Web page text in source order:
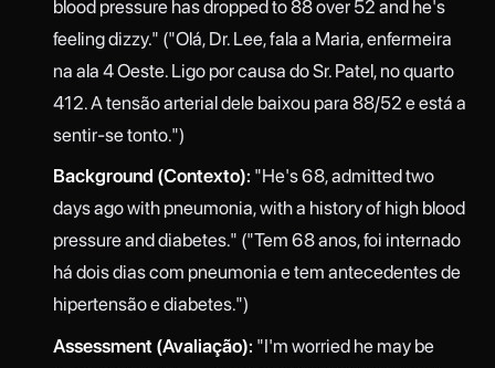
blood pressure has dropped to 88 over 52 and he's
feeling dizzy." ("Olá, Dr. Lee, fala a Maria, enfermeira
na ala 4 Oeste. Ligo por causa do Sr. Patel, no quarto
412. A tensão arterial dele baixou para 88/52 e está a
sentir-se tonto.")
Background (Contexto): "He's 68, admitted two
days ago with pneumonia, with a history of high blood
pressure and diabetes." ("Tem 68 anos, foi internado
há dois dias com pneumonia e tem antecedentes de
hipertensão e diabetes.")
Assessment (Avaliação): "I'm worried he may be